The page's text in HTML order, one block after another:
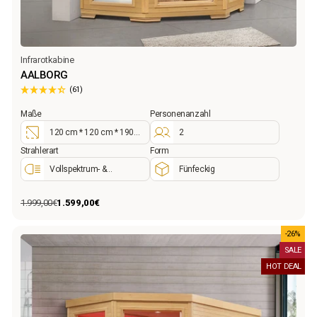
Infrarotkabine
AALBORG
(61)
Maße
120 cm * 120 cm * 190
cm
Personenanzahl
2
Strahlerart
Vollspektrum- &
Flächenstrahler
Form
Fünfeckig
Normaler
1.999,00€
Sonderpreis1.599,00€
-26%
SALE
HOT DEAL